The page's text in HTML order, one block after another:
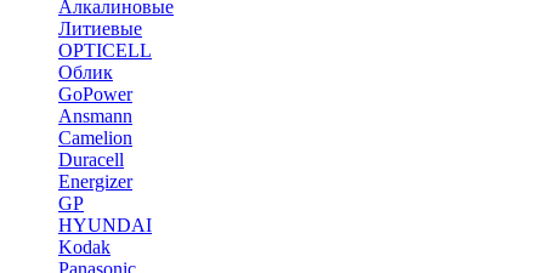
Алкалиновые
Литиевые
OPTICELL
Облик
GoPower
Ansmann
Camelion
Duracell
Energizer
GP
HYUNDAI
Kodak
Panasonic